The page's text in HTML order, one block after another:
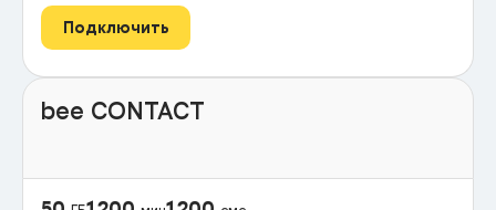
Подключить
bee CONTACT